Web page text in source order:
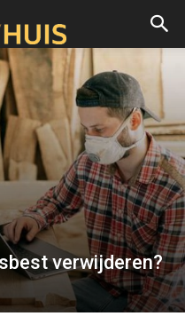
verwijderen?